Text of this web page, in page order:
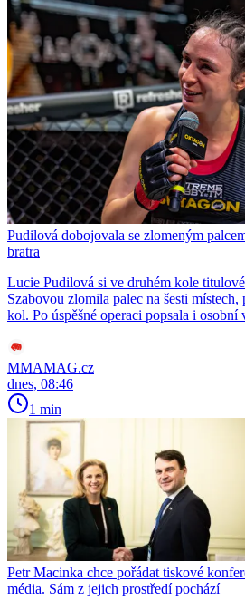
Pudilová dobojovala se zlomeným
bratra
Lucie Pudilová si ve druhém kole
Szabovou zlomila palec na šesti místech,
kol. Po úspěšné operaci popsala i osobní
MMAMAG.cz
dnes, 08:46
1 min
Petr Macinka chce pořádat tiskové
média. Sám z jejich prostředí pochází